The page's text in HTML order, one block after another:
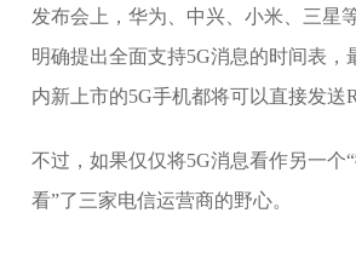
发布会上，华为、中兴、小米、三星
明确提出全面支持5G消息的时间表，
内新上市的5G手机都将可以直接发送
不过，如果仅仅将5G消息看作另一个
看”了三家电信运营商的野心。